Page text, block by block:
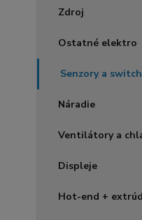
Zdroj
Ostatné elektro
Senzory a
Náradie
Ventilátory a
Displeje
Hot-end +